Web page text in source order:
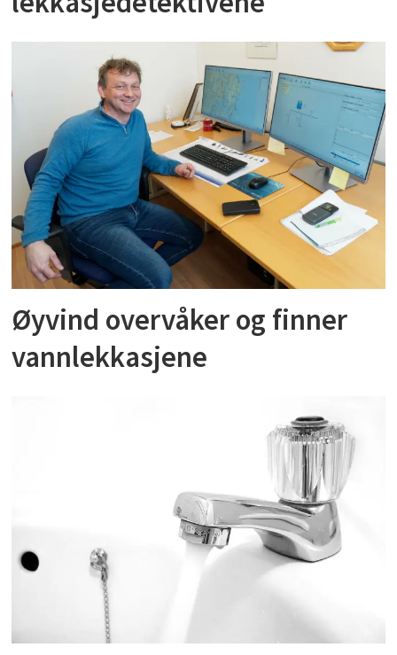
Øyvind overvåker og finner
vannlekkasjene